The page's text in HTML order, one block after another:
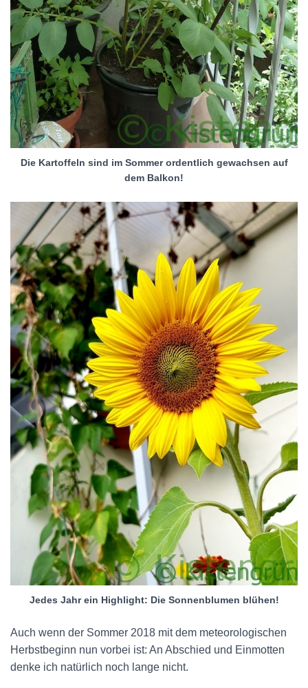
Die Kartoffeln sind im Sommer ordentlich gewachsen auf
dem Balkon!
Jedes Jahr ein Highlight: Die Sonnenblumen blühen!
Auch wenn der Sommer 2018 mit dem meteorologischen
Herbstbeginn nun vorbei ist: An Abschied und Einmotten
denke ich natürlich noch lange nicht.